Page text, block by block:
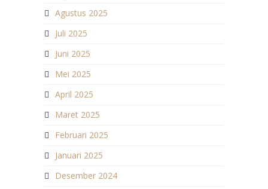
Agustus 2025
Juli 2025
Juni 2025
Mei 2025
April 2025
Maret 2025
Februari 2025
Januari 2025
Desember 2024